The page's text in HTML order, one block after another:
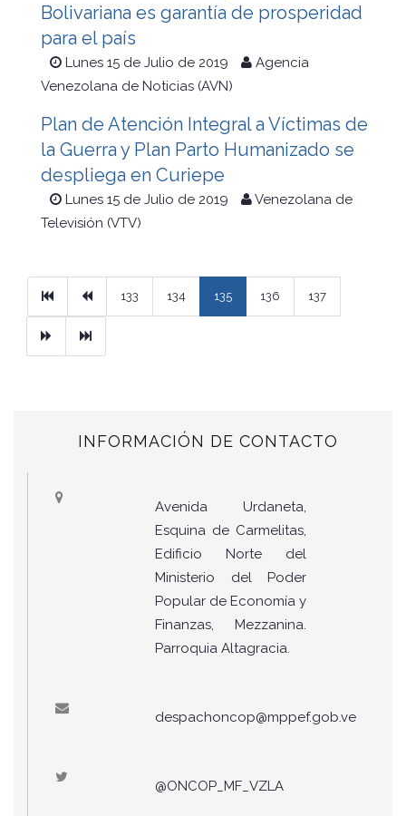
Bolivariana es garantía de prosperidad
para el país
Lunes 15 de Julio de 2019
Agencia
Venezolana de Noticias (AVN)
Plan de Atención Integral a Víctimas de
la Guerra y Plan Parto Humanizado se
despliega en Curiepe
Lunes 15 de Julio de 2019
Venezolana de
Televisión (VTV)
PrimeraPrevious
133 134 135 136 137
Ultimo
INFORMACIÓN DE CONTACTO
Avenida Urdaneta,
Esquina de Carmelitas,
Edificio Norte del
Ministerio del Poder
Popular de Economía y
Finanzas, Mezzanina.
Parroquia Altagracia.
despachoncop@mppef.gob.ve
@ONCOP_MF_VZLA